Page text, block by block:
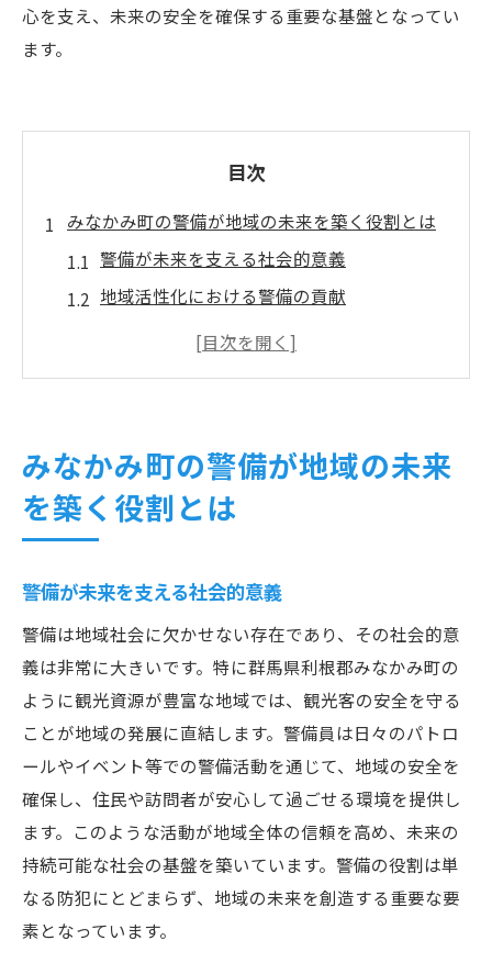
心を支え、未来の安全を確保する重要な基盤となってい
ます。
目次
みなかみ町の警備が地域の未来を築く役割とは
警備が未来を支える社会的意義
地域活性化における警備の貢献
持続可能な安全対策の実践
自然豊かなみなかみ町で警備が果たす重要な使
命
自然災害に備えた警備の対策
リスク管理としての警備の役割
環境保護と警備の相乗効果
自然観光地での安全確保の手法
警備員が果たす自然保護の役割
観光資源を守る警備員の視点から見る安心の確
保
観光客に安心を提供する警備の重要性
地域の魅力を守るための警備の工夫
イベント警備における課題と対策
みなかみ町の警備が地域の未来
を築く役割とは
警備が未来を支える社会的意義
警備は地域社会に欠かせない存在であり、その社会的意
義は非常に大きいです。特に群馬県利根郡みなかみ町の
ように観光資源が豊富な地域では、観光客の安全を守る
ことが地域の発展に直結します。警備員は日々のパトロ
ールやイベント等での警備活動を通じて、地域の安全を
確保し、住民や訪問者が安心して過ごせる環境を提供し
ます。このような活動が地域全体の信頼を高め、未来の
持続可能な社会の基盤を築いています。警備の役割は単
なる防犯にとどまらず、地域の未来を創造する重要な要
素となっています。